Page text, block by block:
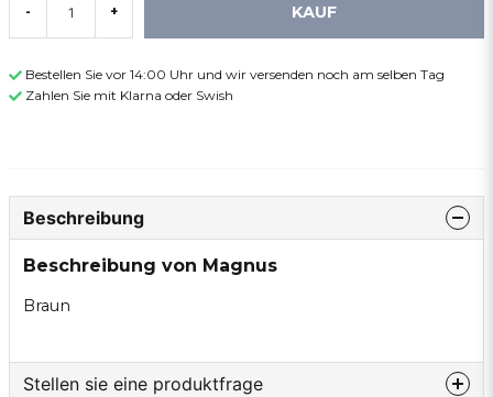
- + KAUF
Bestellen Sie vor 14:00 Uhr und wir versenden noch am selben Tag
Zahlen Sie mit Klarna oder Swish
Beschreibung
Beschreibung von Magnus
Braun
Stellen sie eine produktfrage